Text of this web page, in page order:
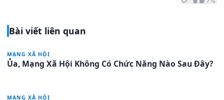
Bài viết liên quan
MẠNG XÃ HỘI
Ủa, Mạng Xã Hội Không Có Chức Năng Nào Sau Đây?
MẠNG XÃ HỘI